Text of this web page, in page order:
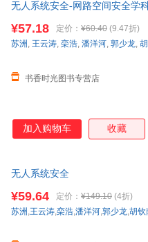
无人系统安全-网路空间安全学
¥57.18 定价： ¥60.40 (9.47折)
书香时光图书专营店
苏洲 , 王云涛, 栾浩, 潘洋河, 郭少龙,
加入购物车 收藏
无人系统安全
¥59.64 定价： ¥149.10 (4折)
苏洲 ,王云涛,栾浩,潘洋河,郭少龙,胡钦